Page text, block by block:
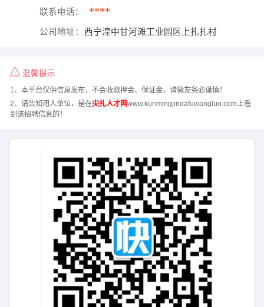
联系电话： ****
公司地址： 西宁湟中甘河滩工业园区上扎扎村
温馨提示
1、本平台仅供信息发布，不会收取押金、保证金，请微友务必谨慎！
2、请告知用人单位，是在尖扎人才网www.kunmingjindafuwangluo.com上看
到该招聘信息的！